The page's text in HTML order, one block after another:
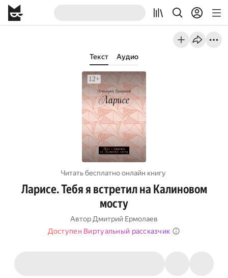
Текст Аудио
Читать бесплатно онлайн книгу
Ларисе. Тебя я встретил на Калиновом
мосту
Автор Дмитрий Ермолаев
Доступен Виртуальный рассказчик